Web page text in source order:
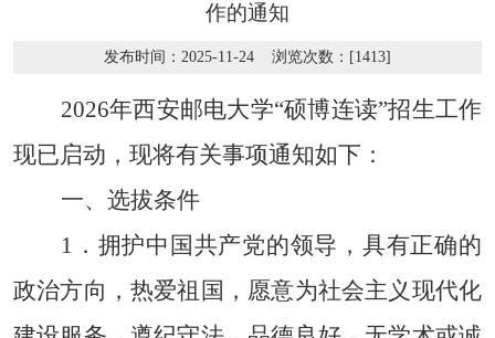
作的通知
发布时间：2025-11-24 浏览次数：[1413]
2026年西安邮电大学“硕博连读”招生工作
现已启动 ， 现将有关事项通知如下 ：
一、选拔条件
1 ． 拥护中国共产党的领导，具有正确的
政治方向，热爱祖国，愿意为社会主义现代化